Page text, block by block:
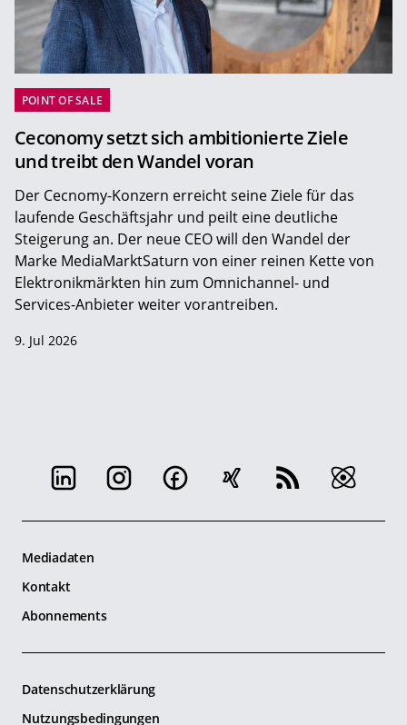
POINT OF SALE
Ceconomy setzt sich ambitionierte Ziele
und treibt den Wandel voran
Der Cecnomy-Konzern erreicht seine Ziele für das
laufende Geschäftsjahr und peilt eine deutliche
Steigerung an. Der neue CEO will den Wandel der
Marke MediaMarktSaturn von einer reinen Kette von
Elektronikmärkten hin zum Omnichannel- und
Services-Anbieter weiter vorantreiben.
9. Jul 2026
Mediadaten
Kontakt
Abonnements
Datenschutzerklärung
Nutzungsbedingungen